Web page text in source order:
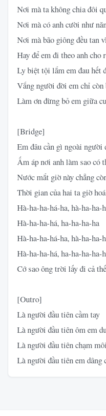
Nơi mà ta không chia đôi
Nơi mà có anh cười như
Nơi mà bão giông đều tan
Hay để em đi theo anh cho
Ly biệt tội lắm em đau hết
Vắng người đời em chỉ còn
Làm ơn đừng bỏ em giữa
[Bridge]
Em đâu cần gì ngoài người
Ấm áp nơi anh làm sao có
Nước mắt giờ này chẳng
Thời gian của hai ta giờ
Hà-ha-ha-há-ha, hà-ha-ha-
Hà-ha-ha-há, ha-ha-ha-ha
Hà-ha-ha-há-ha, hà-ha-ha-
Hà-ha-ha-há, ha-ha-ha-ha-
Cớ sao ông trời lấy đi cả
[Outro]
Là người đầu tiên cầm tay
Là người đầu tiên ôm em
Là người đầu tiên chạm môi
Là người đầu tiên em dâng